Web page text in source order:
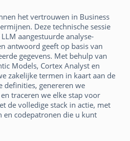
het vertrouwen in Business
Deze technische sessie
aangestuurde analyse-
antwoord geeft op basis van
gegevens. Met behulp van
Models, Cortex Analyst en
zakelijke termen in kaart aan de
definities, genereren we
traceren we elke stap voor
de volledige stack in actie, met
codepatronen die u kunt